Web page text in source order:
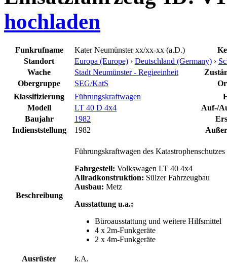
hochladen
Funkrufname Kater Neumünster xx/xx-xx (a.D.)
Standort
Europa (Europe) › Deutschland (Germany) ›
Wache
Stadt Neumünster - Regieeinheit
Obergruppe
SEG/KatS
Klassifizierung
Führungskraftwagen
Modell
LT 40 D 4x4
Auf-/
Baujahr
1982
Indienststellung
1982
Beschreibung
Führungskraftwagen des
Fahrgestell: Volkswagen LT 40 4x4
Allradkonstruktion: Sülzer Fahrzeugbau
Ausbau: Metz
Ausstattung u.a.:
Büroausstattung und weitere Hilfsmittel
4 x 2m-Funkgeräte
2 x 4m-Funkgeräte
Ausrüster k.A.